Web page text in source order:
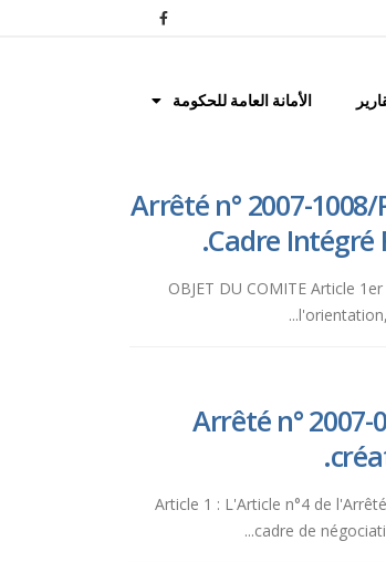
الأمانة العامة للحكومة
Arrêté n° 2007-
Cadre Intégré
OBJET DU COMITE Article
Arrêté n°
Article 1 : L'Article n°4 de
cadre de